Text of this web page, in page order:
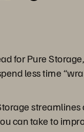
for Pure
less time
can take to